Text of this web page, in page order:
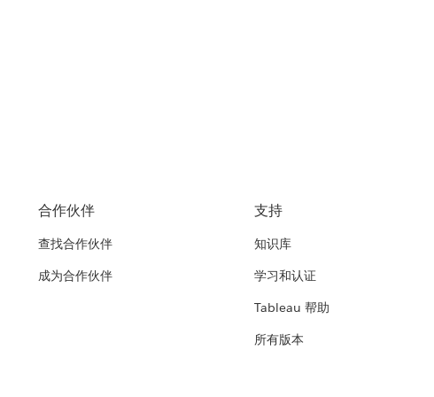
合作伙伴
查找合作伙伴
成为合作伙伴
支持
知识库
学习和认证
Tableau 帮助
所有版本